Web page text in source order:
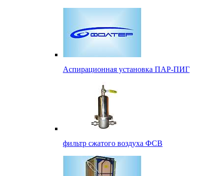
Аспирационная установка ПАР-ПИГ
фильтр сжатого воздуха ФСВ